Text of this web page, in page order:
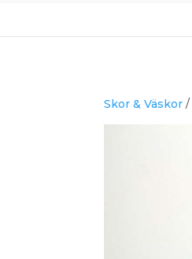
Skor & Väskor /